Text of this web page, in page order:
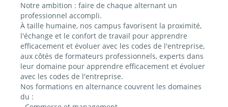
Notre ambition : faire de chaque alternant un
professionnel accompli.
À taille humaine, nos campus favorisent la proximité,
l'échange et le confort de travail pour apprendre
efficacement et évoluer avec les codes de l'entreprise,
aux côtés de formateurs professionnels, experts dans
leur domaine pour apprendre efficacement et évoluer
avec les codes de l'entreprise.
Nos formations en alternance couvrent les domaines
du :